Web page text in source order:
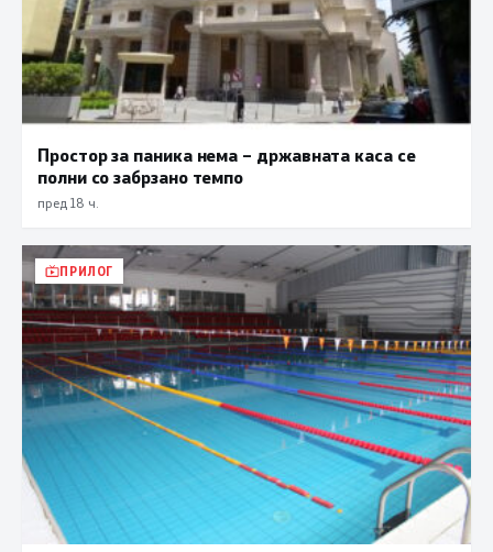
Простор за паника нема – државната каса се
полни со забрзано темпо
пред 18 ч.
ПРИЛОГ